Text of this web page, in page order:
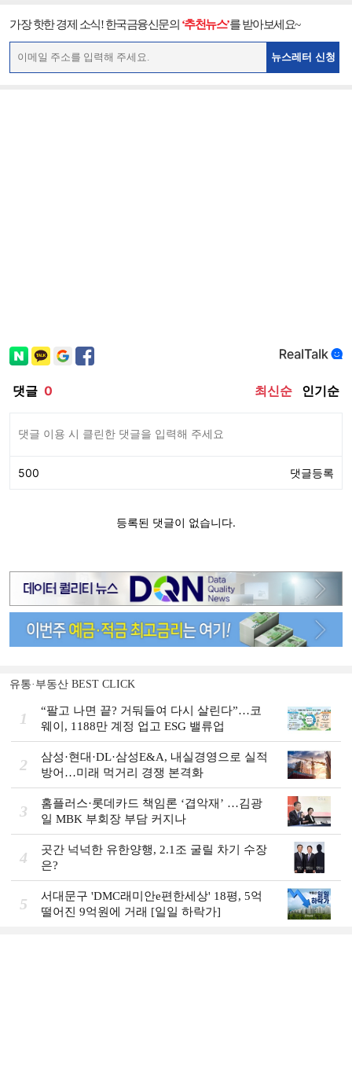
가장 핫한 경제 소식! 한국금융신문의 ‘추천뉴스’를 받아보세요~
뉴스레터 신청
유통·부동산 BEST CLICK
1
“팔고 나면 끝? 거둬들여 다시 살린다”…코
웨이, 1188만 계정 업고 ESG 밸류업
2
삼성·현대·DL·삼성E&A, 내실경영으로 실적
방어…미래 먹거리 경쟁 본격화
3
홈플러스·롯데카드 책임론 ‘겹악재’ …김광
일 MBK 부회장 부담 커지나
4
곳간 넉넉한 유한양행, 2.1조 굴릴 차기 수장
은?
5
서대문구 'DMC래미안e편한세상' 18평, 5억
떨어진 9억원에 거래 [일일 하락가]